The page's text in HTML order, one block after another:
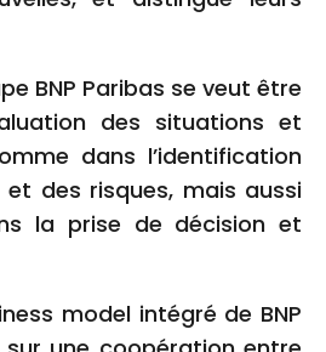
BNP Paribas se veut être
des situations et
dans l’identification
des risques, mais aussi
la prise de décision et
model intégré de BNP